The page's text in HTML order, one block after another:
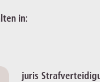
in:
juris